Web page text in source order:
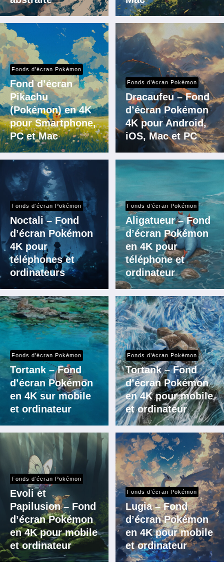
Fonds d’écran Pokémon
Fond d’écran
Pikachu
(Pokémon) en 4K
pour Smartphone,
PC et Mac
Fonds d’écran Pokémon
Dracaufeu – Fond
d’écran Pokémon
4K pour Android,
iOS, Mac et PC
Fonds d’écran Pokémon
Noctali – Fond
d’écran Pokémon
4K pour
téléphones et
ordinateurs
Fonds d’écran Pokémon
Aligatueur – Fond
d’écran Pokémon
en 4K pour
téléphone et
ordinateur
Fonds d’écran Pokémon
Tortank – Fond
d’écran Pokémon
en 4K sur mobile
et ordinateur
Fonds d’écran Pokémon
Tortank – Fond
d’écran Pokémon
en 4K pour mobile
et ordinateur
Fonds d’écran Pokémon
Evoli et
Papilusion – Fond
d’écran Pokémon
en 4K pour mobile
et ordinateur
Fonds d’écran Pokémon
Lugia – Fond
d’écran Pokémon
en 4K pour mobile
et ordinateur